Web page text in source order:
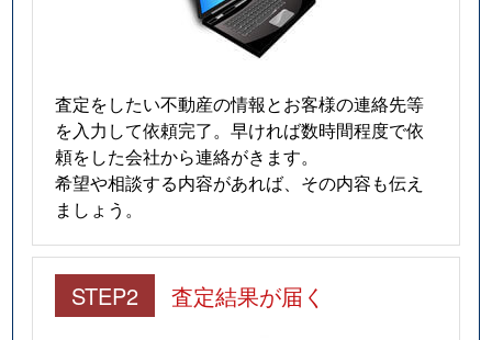
査定をしたい不動産の情報とお客様の連絡先等
を入力して依頼完了。早ければ数時間程度で依
頼をした会社から連絡がきます。
希望や相談する内容があれば、その内容も伝え
ましょう。
STEP2 査定結果が届く